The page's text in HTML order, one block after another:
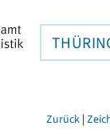
Zurück |